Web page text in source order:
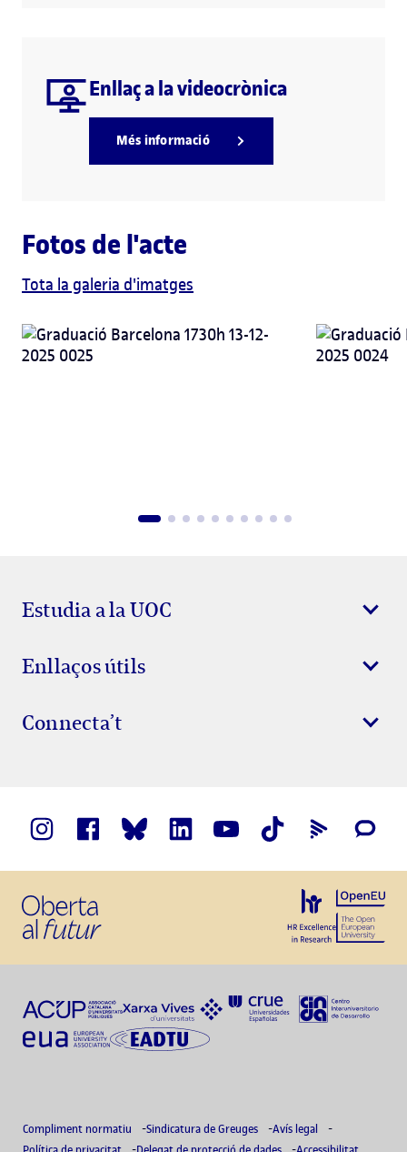
Enllaç a la videocrònica
Més informació
Fotos de l'acte
Tota la galeria d'imatges
Estudia a la UOC
Enllaços útils
Connecta’t
Compliment normatiu Sindicatura de Greuges
Avís legal